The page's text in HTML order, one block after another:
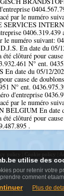
par le numéro
SERVICES
0406.319.439
le numéro suivant:
En date du 05/
clôturé pour
N° ent.
date du 05/12/
cause de
N° ent.
d'entreprise
par le numéro
BELGIUM En date
clôturé pour
.
utilise des
pour retenir votre
comment
Plus de